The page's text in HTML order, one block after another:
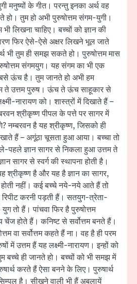
मनुष्यों के गीत। परन्तु इनका अर्थ वह
हो। तुम हो अभी पुरुषोत्तम संगम-युगी।
लिखना चाहिए। बच्चों को ज्ञान की
फिर ऐसे-ऐसे अक्षर लिखने भूल जाते
भी तुम ही समझ सकते हो। पुरुषोत्तम मास
संगमयुग। यह संगम का भी एक
ऊंच है। तुम जानते हो अभी हम
ते उत्तम पुरुष। ऊंच ते ऊंच साहूकार से
नारायण को। शास्त्रों में दिखाते हैं –
श्रीकृष्ण पीपल के पत्ते पर सागर में
नम्बरवन है यह श्रीकृष्ण, जिसको ही
हैं – अगूंठा चूसता हुआ आया। बच्चा तो
पहले ज्ञान सागर से निकला हुआ उत्तम ते
सागर से स्वर्ग की स्थापना होती है।
श्रीकृष्ण है और यह है ज्ञान का सागर,
होती नहीं। कई बच्चे नये-नये आते हैं तो
रिपीट करनी पड़ती हैं। सतयुग-त्रेता-
तो हैं। पांचवा फिर है पुरुषोत्तम
होते हैं। कनिष्ट से सर्वोत्तम बनते हैं।
वा सर्वोत्तम कहते हैं ना। वह है ही परम
में उत्तम हैं यह लक्ष्मी-नारायण। इन्हों को
बच्चे ही जानते हो। बच्चों को भी समझ में
करते हैं ऐसा बनने के लिए। पुरुषार्थ
है। सीखने वाली भी हैं अबलायें